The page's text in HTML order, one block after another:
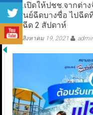
สธ.เปิดให้ปชช.จากต่า
ที่ศูนย์ฉีดบางซื่อ ไปฉีด
วันฉีด 2 สัปดาห์
สิงหาคม 19, 2021